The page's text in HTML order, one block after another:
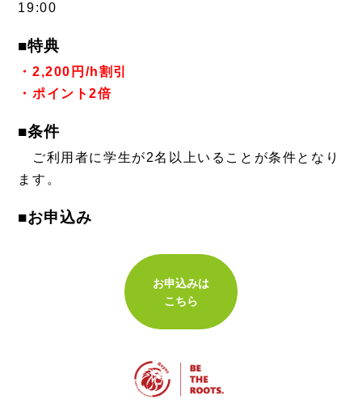
19:00
■特典
・2,200円/h割引
・ポイント2倍
■条件
ご利用者に学生が2名以上いることが条件となり
ます。
■お申込み
お申込みは
こちら